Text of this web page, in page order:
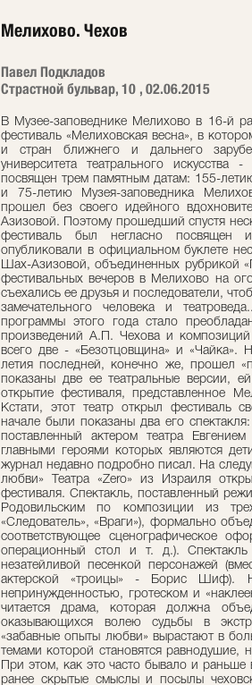
Мелихово. Чехов
Павел Подкладов
Страстной бульвар, 10 , 02.06.2015
В Музее-заповеднике Мелихово в 16-й раз прошел Международный театральный фестиваль «Мелиховская весна», в котором приняли участие 11 театров из России и стран ближнего и дальнего зарубежья, а также студенты Российского университета театрального искусства - ГИТИС. В этом году фестиваль был посвящен трем памятным датам: 155-летию А.П. Чехова, 120-летию пьесы «Чайка» и 75-летию Музея-заповедника Мелихово. Впервые за много лет фестиваль прошел без своего идейного вдохновителя и главного эксперта Татьяны Шах-Азизовой. Поэтому прошедший спустя несколько месяцев после ее ухода из жизни фестиваль был негласно посвящен именно ей. Организаторы фестиваля опубликовали в официальном буклете несколько фрагментов научных трудов Т.К. Шах-Азизовой, объединенных рубрикой «Пьесы Чехова и их судьба». А в один из фестивальных вечеров в Мелихово на огонек «Театрального вечернего чаепития» съехались ее друзья и последователи, чтобы без пафоса и патетики почтить память замечательного человека и театроведа... Еще одной специфической чертой программы этого года стало преобладание в ней инсценировок прозаических произведений А.П. Чехова и композиций о его жизни и творчестве. Пьес было всего две - «Безотцовщина» и «Чайка». Надо сказать, что фестиваль в год 120-летия последней, конечно же, прошел «под знаком» этой великой пьесы. Были показаны две ее театральные версии, ей же было посвящено и торжественное открытие фестиваля, представленное Мелиховским театром "Чеховская студия". Кстати, этот театр открыл фестиваль своими творческими работами. В самом начале были показаны два его спектакля: первый - «Чижик-Пыжик, где ты был?», поставленный актером театра Евгением Пеккером по рассказам А.П. Чехова, главными героями которых являются дети. Второй - «Jamais» (Жамэ), о котором журнал недавно подробно писал. На следующий день спектаклем «Забавные опыты любви» Театра «Zero» из Израиля открылась международная часть программы фестиваля. Спектакль, поставленный режиссерами Мариной Белявцевой и Олегом Родовильским по композиции из трех рассказов А.П. Чехова («Супруга», «Следователь», «Враги»), формально объединен медицинской тематикой (отсюда - соответствующее сценографическое оформление и костюмы - халаты, скелет, операционный стол и т. д.). Спектакль предваряется забавным «танчиком» и незатейливой песенкой персонажей (вместе с режиссерами на сцене в составе актерской «троицы» - Борис Шиф). Но за этим внешним легкомыслием, непринужденностью, гротеском и «наклеенными» на лица артистов улыбками уже читается драма, которая должна объединить несчастных чеховских героев, оказывающихся волею судьбы в экстремальных ситуациях. И в результате «забавные опыты любви» вырастают в большую человеческую трагедию, главными темами которой становятся равнодушие, ненависть, супружеская измена и смерть. При этом, как это часто бывало и раньше в Мелихове, зрителю вдруг открывались ранее скрытые смыслы и посылы чеховских произведений. Нельзя не отметить прекрасно подобранную авторами спектакля музыку. Песни немецких романтиков в исполнении известной российской камерной певицы Ирины Евдокимовой стали даже не иллюстрацией, не «необходимой приправой, которая оттеняет неповторимый вкус этого театрального действа». Печальное настроение, навеянное израильскими «забавными опытами», в тот же вечер рассеял Московский областной ТЮЗ своим спектаклем «А чой-то ты во фраке?». Режиссер Валерий Персиков, художник Ирина Балашевич, музыкальный руководитель Григорий Слободкин и превосходные артисты театра вдохнули новую жизнь в хорошо знакомый зрителям мюзикл Сергея Никитина и Дмитрия Сухарева, в основе которого - пьеса-шутка А.П. Чехова «Предложение». Авторы не скрывают лубочности и клоунской природы своего зрелища. Наоборот, они всячески их подчеркивают - и гримом, и костюмами, и яркими, подробными «изысканно- аляповатыми» декорациями и вызывающе гротесковой актерской игрой. Как уже было сказано, на «Мелиховскую весну-2015» «прилетели» две «Чайки»: одна из Воронежа, другая из Санкт-Петербурга. Воронежский академический театр драмы им. А. Кольцова сыграл свой спектакль не в музее-заповеднике, а на солидной классической сцене Серпуховского музыкально-драматического Гортеатра. Доминантой сценографического решения спектакля (автор - режиссер-постановщик и художественный руководитель театра Владимир Петров) стали, расположенные на авансцене в унылом беспорядке, обветшалые серые остовы старых лодок, похожие на скелеты огромных рыб, как символа «уходящего времени» и упадка дворянских усадеб. Герои спектакля (во всяком случае, в первом действии) отчасти похожи на эти лодки: они как будто тоже ветшают на наших глазах, покоряясь течению времени. При этом нельзя было не заметить, что первая и вторая части спектакля разительно не походят друг на друга и в плане театральной эстетики. Возникало впечатление, что в первой части режиссер намеренно провоцирует зрителя, акцентируя его внимание на «рутине и предрассудках» традиционных представлений о «Чайке» и ее героях, а во второй